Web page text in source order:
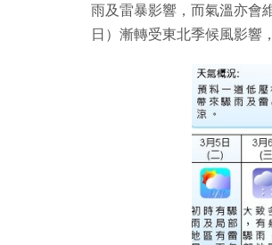
雨及雷暴影響，而氣溫亦會
日）漸轉受東北季候風影響